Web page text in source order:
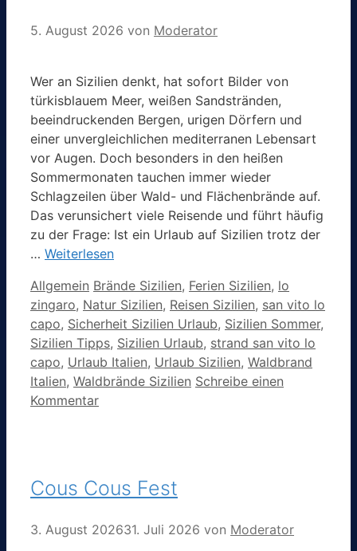
5. August 2026 von Moderator
Wer an Sizilien denkt, hat sofort Bilder von
türkisblauem Meer, weißen Sandstränden,
beeindruckenden Bergen, urigen Dörfern und
einer unvergleichlichen mediterranen Lebensart
vor Augen. Doch besonders in den heißen
Sommermonaten tauchen immer wieder
Schlagzeilen über Wald- und Flächenbrände auf.
Das verunsichert viele Reisende und führt häufig
zu der Frage: Ist ein Urlaub auf Sizilien trotz der
… Weiterlesen
Kategorien
Allgemein Schlagwörter
Brände Sizilien, Ferien Sizilien, lo
zingaro, Natur Sizilien, Reisen Sizilien, san vito lo
capo, Sicherheit Sizilien Urlaub, Sizilien Sommer,
Sizilien Tipps, Sizilien Urlaub, strand san vito lo
capo, Urlaub Italien, Urlaub Sizilien, Waldbrand
Italien, Waldbrände Sizilien Schreibe einen
Kommentar
Cous Cous Fest
3. August 202631. Juli 2026 von Moderator